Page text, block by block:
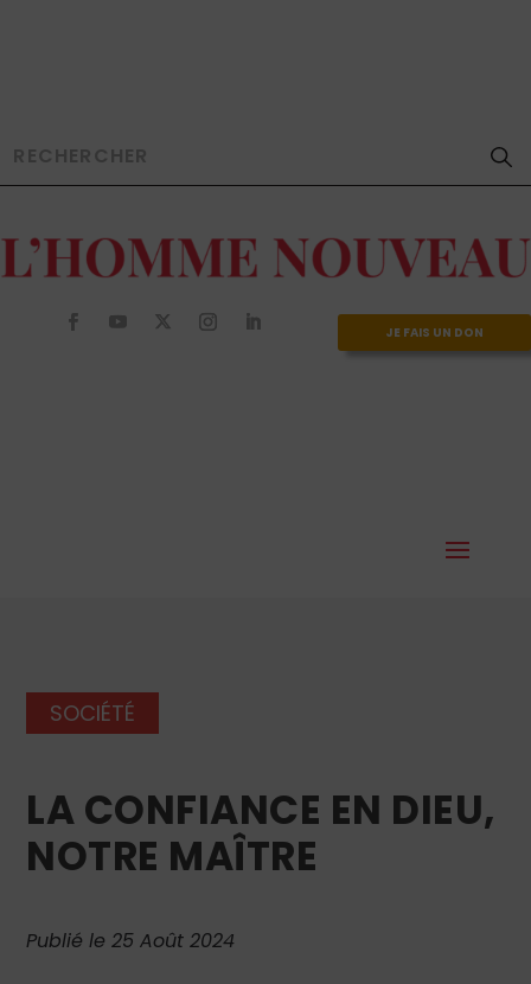
JE FAIS UN DON
SOCIÉTÉ
LA CONFIANCE EN DIEU,
NOTRE MAÎTRE
Publié le 25 Août 2024